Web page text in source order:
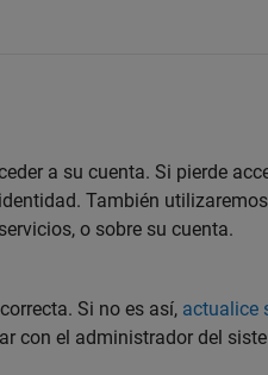
a su cuenta. Si pierde
También
o sobre su cuenta.
Si no es así, actualice
con el administrador del